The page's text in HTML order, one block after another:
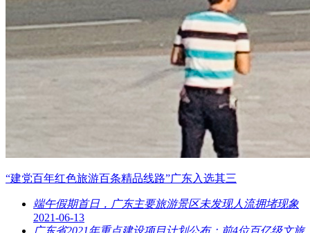
“建党百年红色旅游百条精品线路”广东入选其三
端午假期首日，广东主要旅游景区未发现人流拥堵现象
2021-06-13
广东省2021年重点建设项目计划公布：前4位百亿级文旅